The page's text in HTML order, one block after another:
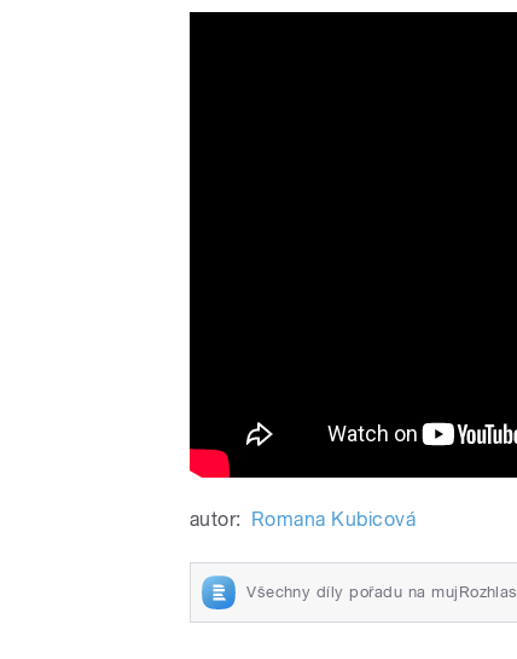
autor: Romana Kubicová
Všechny díly pořadu na mujRozhlas